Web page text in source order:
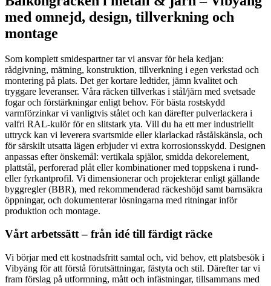
med omnejd, design, tillverkning och
montage
Som komplett smidespartner tar vi ansvar för hela kedjan:
rådgivning, mätning, konstruktion, tillverkning i egen verkstad och
montering på plats. Det ger kortare ledtider, jämn kvalitet och
tryggare leveranser. Våra räcken tillverkas i stål/järn med svetsade
fogar och förstärkningar enligt behov. För bästa rostskydd
varmförzinkar vi vanligtvis stålet och kan därefter pulverlackera i
valfri RAL-kulör för en slitstark yta. Vill du ha ett mer industriellt
uttryck kan vi leverera svartsmide eller klarlackad råstålskänsla, och
för särskilt utsatta lägen erbjuder vi extra korrosionsskydd. Designen
anpassas efter önskemål: vertikala spjälor, smidda dekorelement,
plattstål, perforerad plåt eller kombinationer med toppskena i rund-
eller fyrkantprofil. Vi dimensionerar och projekterar enligt gällande
byggregler (BBR), med rekommenderad räckeshöjd samt barnsäkra
öppningar, och dokumenterar lösningarna med ritningar inför
produktion och montage.
Vårt arbetssätt – från idé till färdigt räcke
Vi börjar med ett kostnadsfritt samtal och, vid behov, ett platsbesök i
Vibyäng för att förstå förutsättningar, fästyta och stil. Därefter tar vi
fram förslag på utformning, mått och infästningar, tillsammans med